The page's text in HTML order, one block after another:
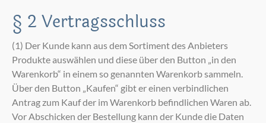
§ 2 Vertragsschluss
(1) Der Kunde kann aus dem Sortiment des Anbieters
Produkte auswählen und diese über den Button „in den
Warenkorb“ in einem so genannten Warenkorb sammeln.
Über den Button „Kaufen“ gibt er einen verbindlichen
Antrag zum Kauf der im Warenkorb befindlichen Waren ab.
Vor Abschicken der Bestellung kann der Kunde die Daten